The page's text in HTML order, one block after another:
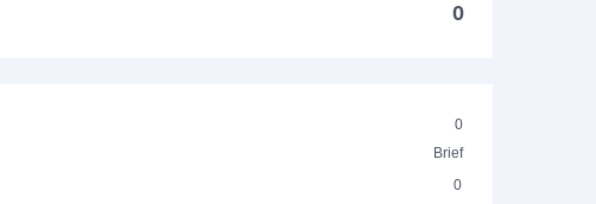
0
0
Brief
0